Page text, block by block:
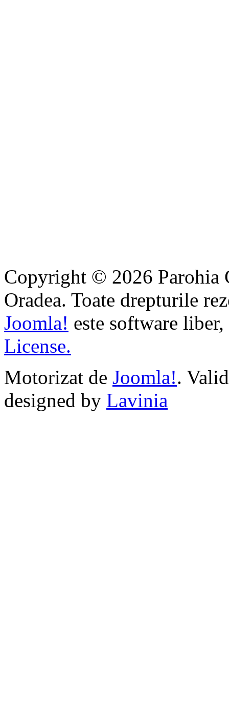
Copyright © 2026 Parohia
Oradea. Toate drepturile
Joomla! este software
License.
Motorizat de Joomla!.
designed by Lavinia